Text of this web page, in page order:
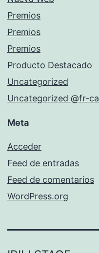
Premios
Premios
Premios
Producto Destacado
Uncategorized
Uncategorized @fr-ca
Meta
Acceder
Feed de entradas
Feed de comentarios
WordPress.org